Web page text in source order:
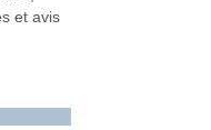
et avis